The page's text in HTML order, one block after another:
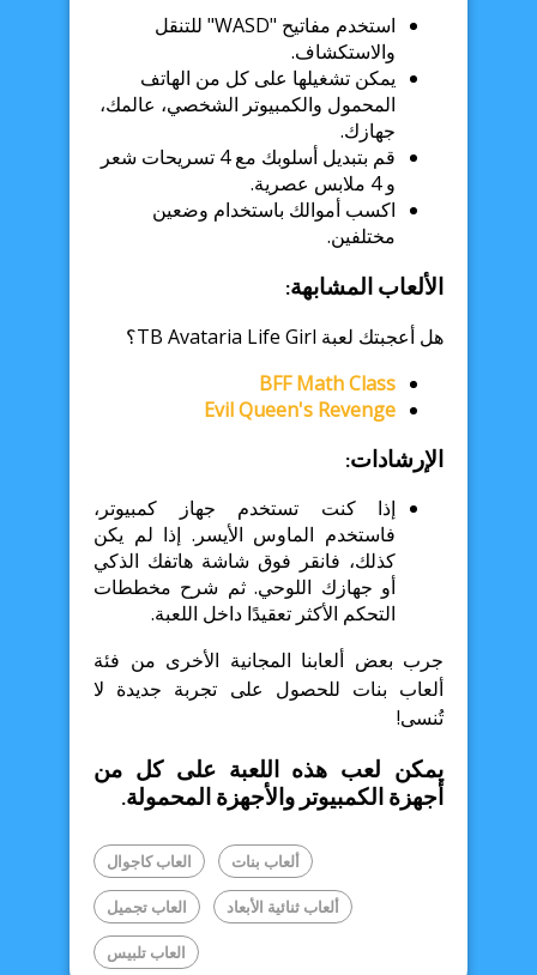
استخدم مفاتيح "WASD" للتنقل
والاستكشاف.
يمكن تشغيلها على كل من الهاتف
المحمول والكمبيوتر الشخصي، عالمك،
جهازك.
قم بتبديل أسلوبك مع 4 تسريحات شعر
و 4 ملابس عصرية.
اكسب أموالك باستخدام وضعين
مختلفين.
الألعاب المشابهة:
هل أعجبتك لعبة TB Avataria Life Girl؟
BFF Math Class
Evil Queen's Revenge
الإرشادات:
إذا كنت تستخدم جهاز كمبيوتر،
فاستخدم الماوس الأيسر. إذا لم يكن
كذلك، فانقر فوق شاشة هاتفك الذكي
أو جهازك اللوحي. ثم شرح مخططات
التحكم الأكثر تعقيدًا داخل اللعبة.
جرب بعض ألعابنا المجانية الأخرى من فئة
ألعاب بنات للحصول على تجربة جديدة لا
تُنسى!
يمكن لعب هذه اللعبة على كل من
أجهزة الكمبيوتر والأجهزة المحمولة.
ألعاب بنات العاب كاجوال
ألعاب ثنائية الأبعاد العاب تجميل
العاب تلبيس